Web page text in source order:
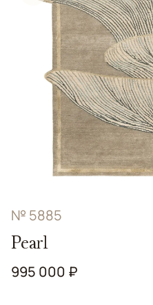
№ 5885
Pearl
995 000 ₽